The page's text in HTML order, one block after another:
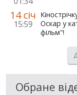
14 січ
15:59
Оскар у
фільм"!
Обране